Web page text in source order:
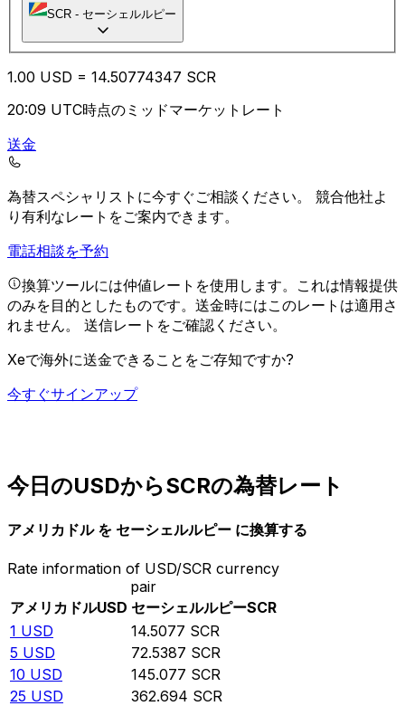
SCR - セーシェルルピー
1.00 USD = 14.50774347 SCR
20:09 UTC時点のミッドマーケットレート
送金
為替スペシャリストに今すぐご相談ください。 競合他社よ
り有利なレートをご案内できます。
電話相談を予約
換算ツールには仲値レートを使用します。これは情報提供
のみを目的としたものです。送金時にはこのレートは適用さ
れません。 送信レートをご確認ください。
Xeで海外に送金できることをご存知ですか?
今すぐサインアップ
今日のUSDからSCRの為替レート
アメリカドル を セーシェルルピー に換算する
Rate information of USD/SCR currency
pair
アメリカドルUSD セーシェルルピーSCR
1 USD 14.5077 SCR
5 USD 72.5387 SCR
10 USD 145.077 SCR
25 USD 362.694 SCR